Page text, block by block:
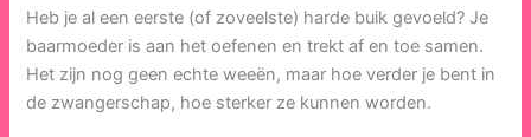
Heb je al een eerste (of zoveelste) harde buik gevoeld? Je
baarmoeder is aan het oefenen en trekt af en toe samen.
Het zijn nog geen echte weeën, maar hoe verder je bent in
de zwangerschap, hoe sterker ze kunnen worden.